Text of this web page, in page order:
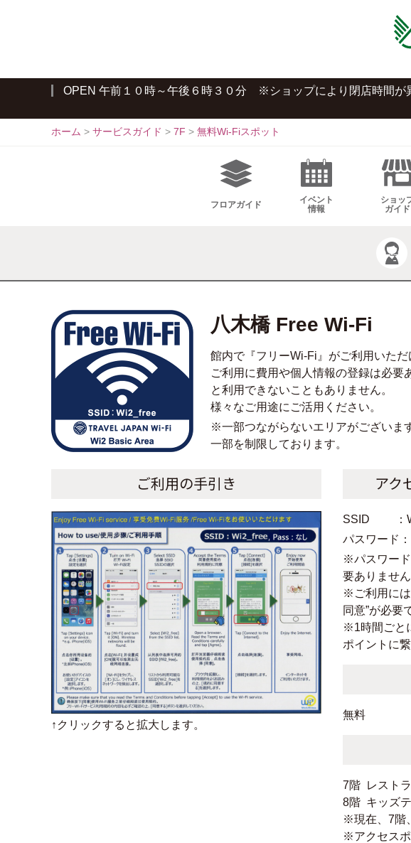
t
OPEN 午前１０時～午後６時３０分 ※ショップにより閉店時間が
ホーム > サービスガイド > 7F > 無料Wi-Fiスポット
フロアガイド
イベント
情報
ショッ
ガイド
八木橋 Free Wi-Fi
館内で『フリーWi-Fi』がご利用いただ
ご利用に費用や個人情報の登録は必要
と利用できないこともありません。
様々なご用途にご活用ください。
※一部つながらないエリアがございま
一部を制限しております。
ご利用の手引き
↑クリックすると拡大します。
アク
SSID ：
パスワード
※パスワー
要ありません
※ご利用には
同意”が必要
※1時間ごと
ポイントに
無料
7階 レスト
8階 キッズ
※現在、7階
※アクセス